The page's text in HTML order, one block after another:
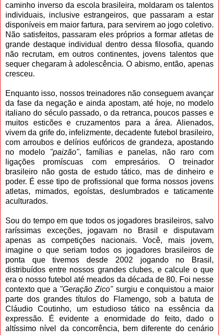
caminho inverso da escola brasileira, moldaram os talentos
individuais, inclusive estrangeiros, que passaram a estar
disponíveis em maior fartura, para servirem ao jogo coletivo.
Não satisfeitos, passaram eles próprios a formar atletas de
grande destaque individual dentro dessa filosofia, quando
não recrutam, em outros continentes, jovens talentos que
sequer chegaram à adolescência. O abismo, então, apenas
cresceu.
Enquanto isso, nossos treinadores não conseguem avançar
da fase da negação e ainda apostam, até hoje, no modelo
italiano do século passado, o da retranca, poucos passes e
muitos esticões e cruzamentos para a área. Alienados,
vivem da grife do, infelizmente, decadente futebol brasileiro,
com arroubos e delírios eufóricos de grandeza, apostando
no modelo "paizão", famílias e panelas, não raro com
ligações promíscuas com empresários. O treinador
brasileiro não gosta de estudo tático, mas de dinheiro e
poder. É esse tipo de profissional que forma nossos jovens
atletas, mimados, egoístas, deslumbrados e taticamente
aculturados.
Sou do tempo em que todos os jogadores brasileiros, salvo
raríssimas exceções, jogavam no Brasil e disputavam
apenas as competições nacionais. Você, mais jovem,
imagine o que seriam todos os jogadores brasileiros de
ponta que tivemos desde 2002 jogando no Brasil,
distribuídos entre nossos grandes clubes, e calcule o que
era o nosso futebol até meados da década de 80. Foi nesse
contexto que a "Geração Zico"surgiu e conquistou a maior
parte dos grandes títulos do Flamengo, sob a batuta de
Cláudio Coutinho, um estudioso tático na essência da
expressão. É evidente a enormidade do feito, dado o
altíssimo nível da concorrência, bem diferente do cenário